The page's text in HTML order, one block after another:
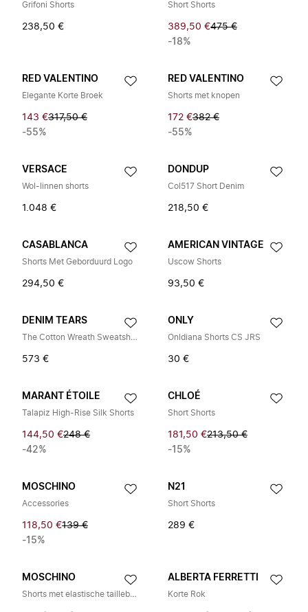
Grifoni Shorts
238,50 €
Short Shorts
389,50 €475 €
-18%
RED VALENTINO
Elegante Korte Broek
143 €317,50 €
-55%
RED VALENTINO
Shorts met knopen
172 €382 €
-55%
VERSACE
Wol-linnen shorts
1.048 €
DONDUP
Col517 Short Denim
218,50 €
CASABLANCA
Shorts Met Geborduurd Logo
294,50 €
AMERICAN VINTAGE
Uscow Shorts
93,50 €
DENIM TEARS
The Cotton Wreath Sweatshorts
573 €
ONLY
Onldiana Shorts CS JRS
30 €
MARANT ÉTOILE
Talapiz High-Rise Silk Shorts
144,50 €248 €
-42%
CHLOÉ
Short Shorts
181,50 €213,50 €
-15%
MOSCHINO
Accessories
118,50 €139 €
-15%
N21
Short Shorts
289 €
MOSCHINO
Shorts met elastische tailleband
ALBERTA FERRETTI
Korte Rok